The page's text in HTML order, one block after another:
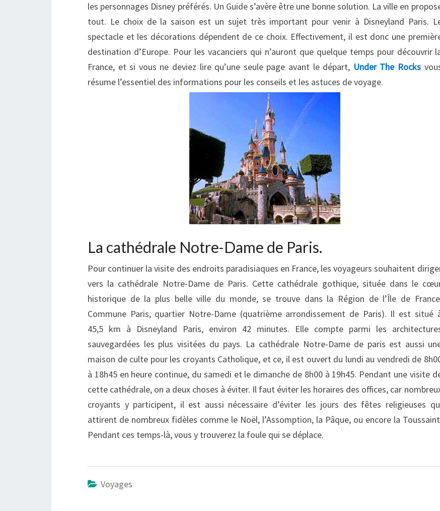
les personnages Disney préférés. Un Guide s’avère être une bonne solution. La ville en
tout. Le choix de la saison est un sujet très important pour venir à Disneyland Paris.
spectacle et les décorations dépendent de ce choix. Effectivement, il est donc une
destination d’Europe. Pour les vacanciers qui n’auront que quelque temps pour découvrir
France, et si vous ne deviez lire qu’une seule page avant le départ, Under The Rocks
résume l’essentiel des informations pour les conseils et les astuces de voyage.
La cathédrale Notre-Dame de Paris.
Pour continuer la visite des endroits paradisiaques en France, les voyageurs souhaitent
vers la cathédrale Notre-Dame de Paris. Cette cathédrale gothique, située dans le
historique de la plus belle ville du monde, se trouve dans la Région de l’Île de
Commune Paris, quartier Notre-Dame (quatrième arrondissement de Paris). Il est situé
45,5 km à Disneyland Paris, environ 42 minutes. Elle compte parmi les
sauvegardées les plus visitées du pays. La cathédrale Notre-Dame de paris est aussi
maison de culte pour les croyants Catholique, et ce, il est ouvert du lundi au vendredi de
à 18h45 en heure continue, du samedi et le dimanche de 8h00 à 19h45. Pendant une visite
cette cathédrale, on a deux choses à éviter. Il faut éviter les horaires des offices, car
croyants y participent, il est aussi nécessaire d’éviter les jours des fêtes religieuses
attirent de nombreux fidèles comme le Noël, l’Assomption, la Pâque, ou encore la
Pendant ces temps-là, vous y trouverez la foule qui se déplace.
Voyages